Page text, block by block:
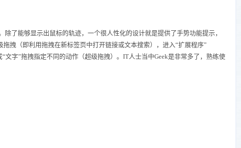
了能够显示出鼠标的轨迹，一个很人性化的设计就是提供了手势功能提示，
拽（即利用拖拽在新标签页中打开链接或文本搜索），进入“扩展程序”
字”拖拽指定不同的动作（超级拖拽）。IT人士当中Geek是非常多了，熟练使